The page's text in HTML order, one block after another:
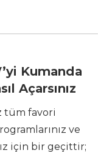
Kumanda
Açarsınız
tüm favori
ve
için bir geçittir;